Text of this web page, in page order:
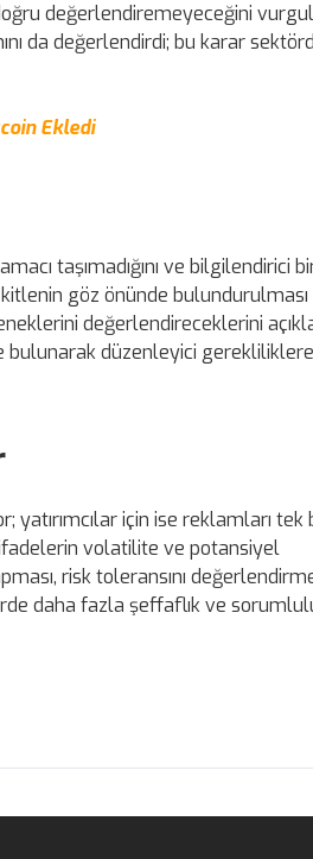
değerlendiremeyeceğini
da değerlendirdi; bu karar
Ekledi
taşımadığını ve bilgilendirici
göz önünde bulundurulması
değerlendireceklerini
bulunarak düzenleyici gerekliliklere
yatırımcılar için ise reklamları tek
ifadelerin volatilite ve potansiyel
risk toleransını
daha fazla şeffaflık ve